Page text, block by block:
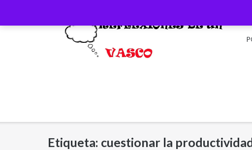
Etiqueta: cuestionar la